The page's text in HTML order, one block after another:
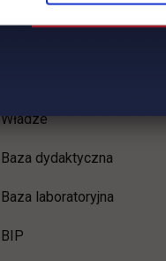
Władze
Baza dydaktyczna
Baza laboratoryjna
BIP